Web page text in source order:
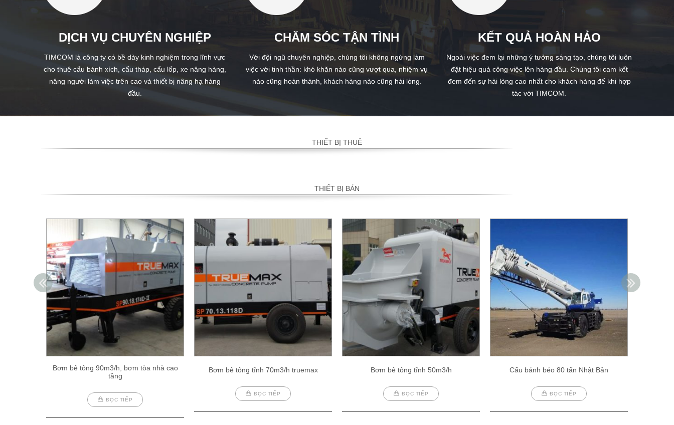
DỊCH VỤ CHUYÊN NGHIỆP
TIMCOM là công ty có bề dày kinh nghiệm trong lĩnh vực
cho thuê cẩu bánh xích, cẩu tháp, cẩu lốp, xe nâng hàng,
nâng người làm việc trên cao và thiết bị nâng hạ hàng
đầu.
CHĂM SÓC TẬN TÌNH
Với đội ngũ chuyên nghiệp, chúng tôi không ngừng làm
việc với tinh thần: khó khăn nào cũng vượt qua, nhiệm vụ
nào cũng hoàn thành, khách hàng nào cũng hài lòng.
KẾT QUẢ HOÀN HẢO
Ngoài việc đem lại những ý tưởng sáng tạo, chúng tôi luôn
đặt hiệu quả công việc lên hàng đầu. Chúng tôi cam kết
đem đến sự hài lòng cao nhất cho khách hàng để khi hợp
tác với TIMCOM.
THIẾT BỊ THUÊ
THIẾT BỊ BÁN
Bơm bê tông 90m3/h, bơm tòa nhà cao
tầng
ĐỌC TIẾP
Bơm bê tông tĩnh 70m3/h truemax
ĐỌC TIẾP
Bơm bê tông tĩnh 50m3/h
ĐỌC TIẾP
Cẩu bánh béo 80 tấn Nhật Bản
ĐỌC TIẾP